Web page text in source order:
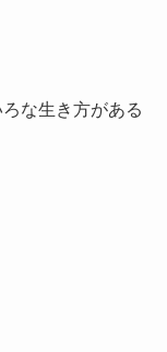
な生き方がある